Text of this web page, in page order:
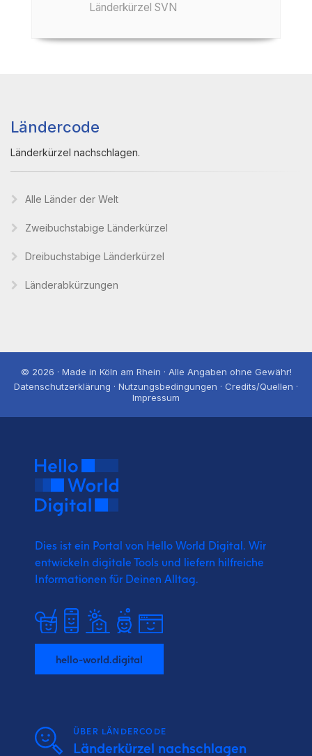
Länderkürzel SVN
Ländercode
Länderkürzel nachschlagen.
Alle Länder der Welt
Zweibuchstabige Länderkürzel
Dreibuchstabige Länderkürzel
Länderabkürzungen
© 2026 · Made in Köln am Rhein · Alle Angaben ohne Gewähr!
Datenschutzerklärung · Nutzungsbedingungen · Credits/Quellen ·
Impressum
Dies ist ein Portal von Hello World Digital. Wir
entwickeln digitale Tools und liefern hilfreiche
Informationen für Deinen Alltag.
hello-world.digital
ÜBER LÄNDERCODE
Länderkürzel nachschlagen